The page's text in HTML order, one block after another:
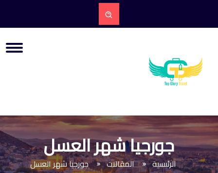
جورجيا شهر العسل
الرئيسية المقالات جورجيا شهر العسل